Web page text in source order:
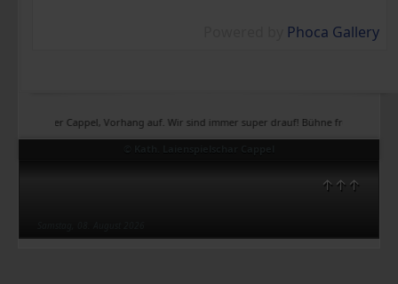
Theater Cappel, Vorhang auf. Wir sind immer super drauf! Bühne frei, Bühne
© Kath. Laienspielschar Cappel
↑↑↑
Phoca Gallery